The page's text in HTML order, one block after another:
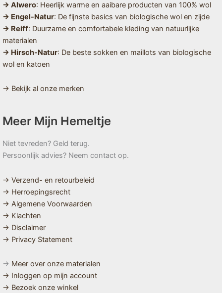
→ Alwero: Heerlijk warme en aaibare producten van 100% wol
→ Engel-Natur: De fijnste basics van biologische wol en zijde
→ Reiff: Duurzame en comfortabele kleding van natuurlijke
materialen
→ Hirsch-Natur: De beste sokken en maillots van biologische
wol en katoen
→ Bekijk al onze merken
Meer Mijn Hemeltje
Niet tevreden? Geld terug.
Persoonlijk advies? Neem contact op.
→ Verzend- en retourbeleid
→ Herroepingsrecht
→ Algemene Voorwaarden
→ Klachten
→ Disclaimer
→ Privacy Statement
→ Meer over onze materialen
→ Inloggen op mijn account
→ Bezoek onze winkel